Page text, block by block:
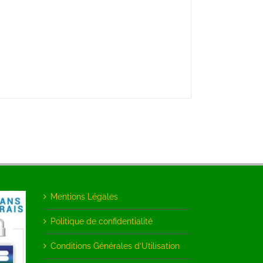
Mentions Légales
Politique de confidentialité
Conditions Générales d’Utilisation